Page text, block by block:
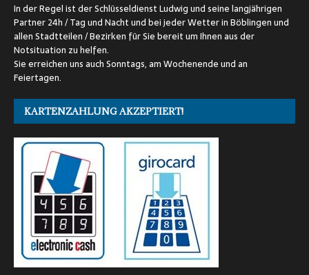
In der Regel ist der Schlüsseldienst Ludwig und seine langjährigen
Partner 24h / Tag und Nacht und bei jeder Wetter in Böblingen und
allen Stadtteilen / Bezirken für Sie bereit um Ihnen aus der
Notsituation zu helfen.
Sie erreichen uns auch Sonntags, am Wochenende und an
Feiertagen.
KARTENZAHLUNG AKZEPTIERT!